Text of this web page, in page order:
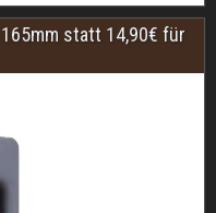
statt 14,90€ für